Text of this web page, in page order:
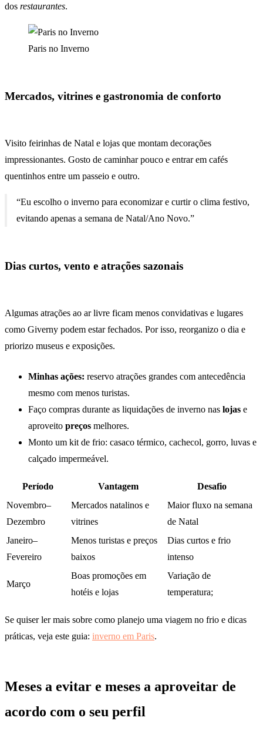
dos restaurantes.
Paris no Inverno
Mercados, vitrines e gastronomia de conforto
Visito feirinhas de Natal e lojas que montam decorações
impressionantes. Gosto de caminhar pouco e entrar em cafés
quentinhos entre um passeio e outro.
“Eu escolho o inverno para economizar e curtir o clima festivo,
evitando apenas a semana de Natal/Ano Novo.”
Dias curtos, vento e atrações sazonais
Algumas atrações ao ar livre ficam menos convidativas e lugares
como Giverny podem estar fechados. Por isso, reorganizo o dia e
priorizo museus e exposições.
Minhas ações: reservo atrações grandes com antecedência
mesmo com menos turistas.
Faço compras durante as liquidações de inverno nas lojas e
aproveito preços melhores.
Monto um kit de frio: casaco térmico, cachecol, gorro, luvas e
calçado impermeável.
Período Vantagem
Desafio
Novembro–
Dezembro
Mercados natalinos e
vitrines
Maior fluxo na semana
de Natal
Janeiro–
Fevereiro
Menos turistas e preços
baixos
Dias curtos e frio
intenso
Março
Boas promoções em
hotéis e lojas
Variação de
temperatura;
Se quiser ler mais sobre como planejo uma viagem no frio e dicas
práticas, veja este guia: inverno em Paris.
Meses a evitar e meses a aproveitar de
acordo com o seu perfil